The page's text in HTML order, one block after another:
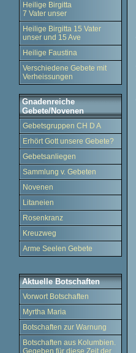
Heilige Birgitta
7 Vater unser
Heilige Birgitta 15 Vater
unser und 15 Ave
Heilige Faustina
Verschiedene Gebete mit
Verheissungen
Gnadenreiche
Gebete/Novenen
Gebetsgruppen CH D A
Erhört Gott unsere Gebete?
Gebetsanliegen
Sammlung v. Gebeten
Novenen
Litaneien
Rosenkranz
Kreuzweg
Arme Seelen Gebete
Aktuelle Botschaften
Vorwort Botschaften
Myrtha Maria
Botschaften zur Warnung
Botschaften aus Kolumbien.